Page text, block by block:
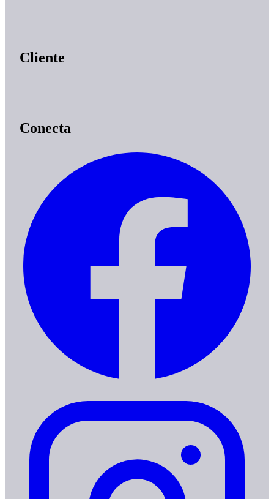
Cliente
Conecta